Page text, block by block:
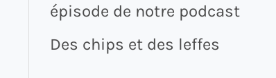
épisode de notre podcast
Des chips et des leffes